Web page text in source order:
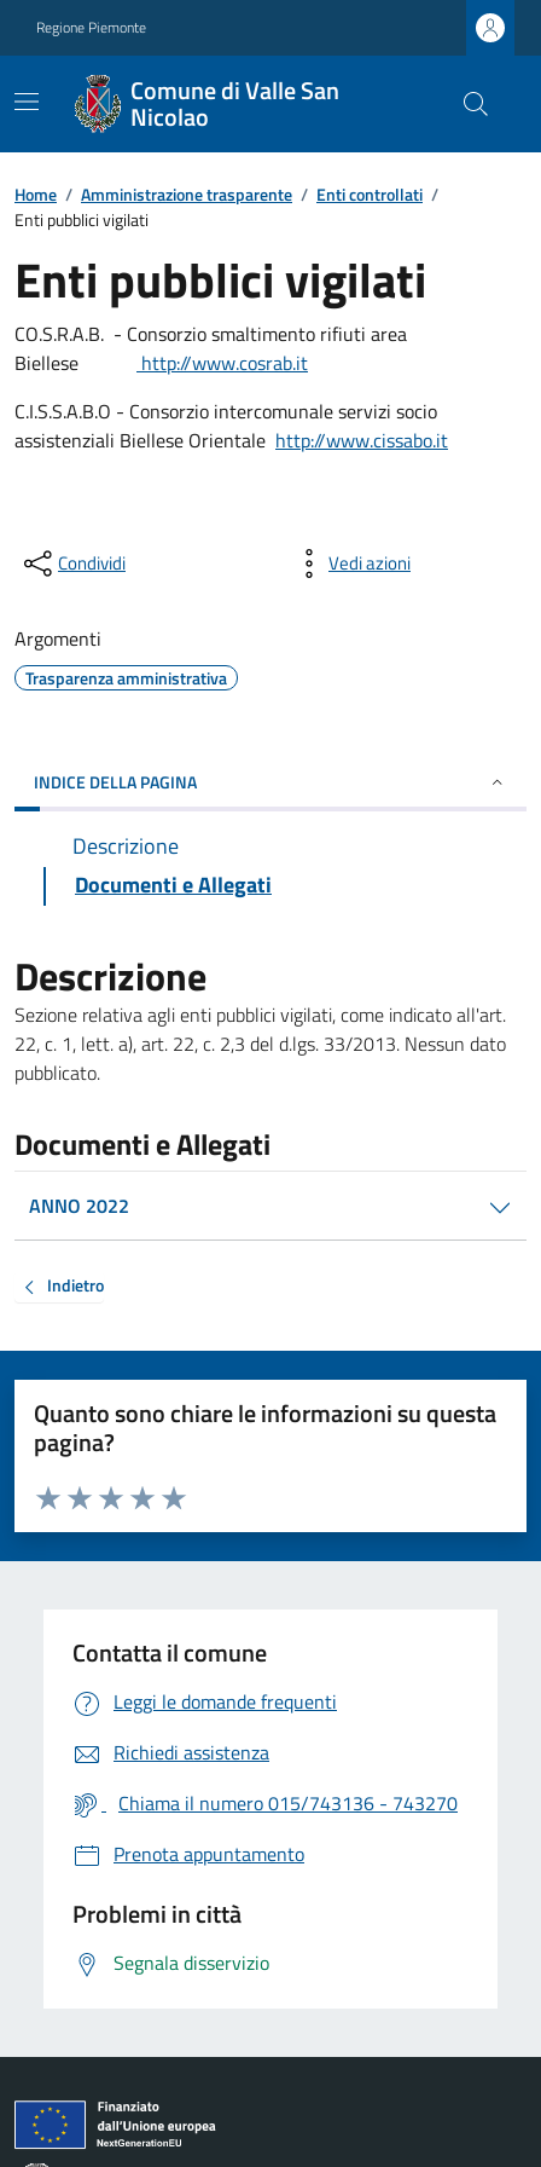
Regione Piemonte
Comune di Valle San
Nicolao
Home / Amministrazione trasparente / Enti controllati /
Enti pubblici vigilati
Enti pubblici vigilati
CO.S.R.A.B. - Consorzio smaltimento rifiuti area
Biellese
http://www.cosrab.it
C.I.S.S.A.B.O - Consorzio intercomunale servizi socio
assistenziali Biellese Orientale http://www.cissabo.it
Condividi Vedi azioni
Argomenti
Trasparenza amministrativa
INDICE DELLA PAGINA
Descrizione
Documenti e Allegati
Descrizione
Sezione relativa agli enti pubblici vigilati, come indicato all'art.
22, c. 1, lett. a), art. 22, c. 2,3 del d.lgs. 33/2013. Nessun dato
pubblicato.
Documenti e Allegati
ANNO 2022
Indietro
Quanto sono chiare le informazioni su questa
pagina?
Valuta da 1 a 5 stelle la pagina
Valuta 5 stelle su 5
Valuta 4 stelle su 5
Valuta 3 stelle su 5
Valuta 2 stelle su 5
Valuta 1 stelle su 5
Contatta il comune
Leggi le domande frequenti
Richiedi assistenza
Chiama il numero 015/743136 - 743270
Prenota appuntamento
Problemi in città
Segnala disservizio